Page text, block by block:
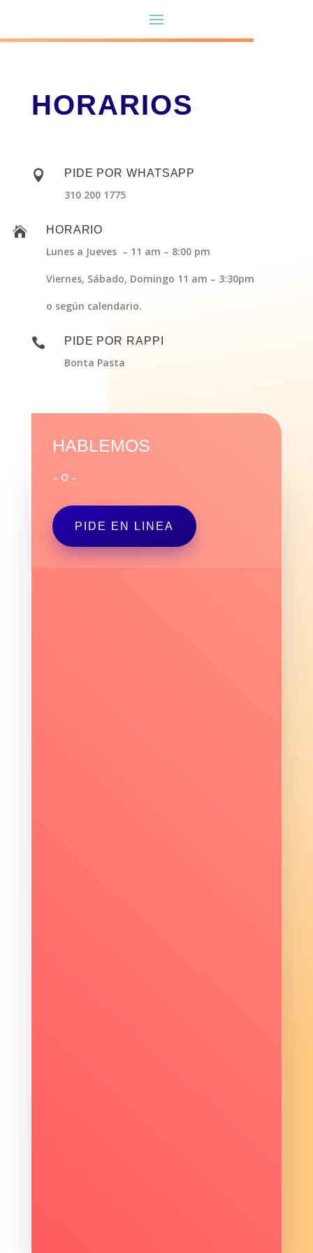
HORARIOS
 PIDE POR WHATSAPP
310 200 1775
 HORARIO
Lunes a Jueves – 11 am – 8:00 pm
Viernes, Sábado, Domingo 11 am – 3:30pm
o según calendario.
 PIDE POR RAPPI
Bonta Pasta
HABLEMOS
– O –
PIDE EN LINEA